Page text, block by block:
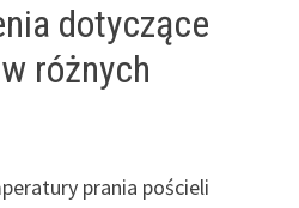
dotyczące
różnych
prania pościeli